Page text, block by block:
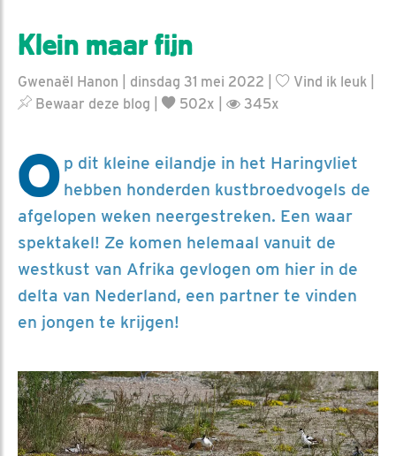
Klein maar fijn
Gwenaël Hanon | dinsdag 31 mei 2022 | Vind ik leuk
Bewaar deze blog
502x | 345x
O p dit kleine eilandje in het Haringvliet
hebben honderden kustbroedvogels de
afgelopen weken neergestreken. Een waar
spektakel! Ze komen helemaal vanuit de
westkust van Afrika gevlogen om hier in de
delta van Nederland, een partner te vinden
en jongen te krijgen!